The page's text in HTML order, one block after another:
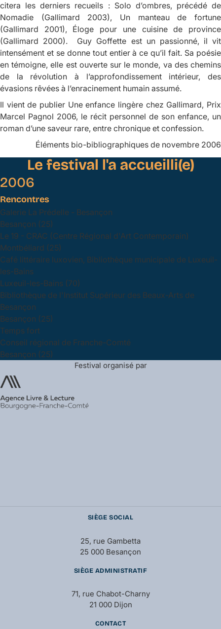
citera les derniers recueils : Solo d’ombres, précédé de
Nomadie (Gallimard 2003), Un manteau de fortune
(Gallimard 2001), Éloge pour une cuisine de province
(Gallimard 2000). Guy Goffette est un passionné, il vit
intensément et se donne tout entier à ce qu’il fait. Sa poésie
en témoigne, elle est ouverte sur le monde, va des chemins
de la révolution à l’approfondissement intérieur, des
évasions rêvées à l’enracinement humain assumé.
Il vient de publier Une enfance lingère chez Gallimard, Prix
Marcel Pagnol 2006, le récit personnel de son enfance, un
roman d’une saveur rare, entre chronique et confession.
Éléments bio-bibliographiques de novembre 2006
Le festival l'a accueilli(e)
2006
Rencontres
Galerie La Prédelle - Besançon
Besançon (25)
Le 19 - CRAC (Centre Régional d'Art Contemporain)
Montbéliard (25)
Café littéraire luxovien, Bibliothèque municipale de Luxeuil-
les-Bains
Luxeuil-les-Bains (70)
Bibliothèque de l'Institut Supérieur des Beaux-Arts de
Besançon
Besançon (25)
Temps fort
Conseil régional de Franche-Comté
Besançon (25)
Festival organisé par
SIÈGE SOCIAL
25, rue Gambetta
25 000 Besançon
SIÈGE ADMINISTRATIF
71, rue Chabot-Charny
21 000 Dijon
CONTACT